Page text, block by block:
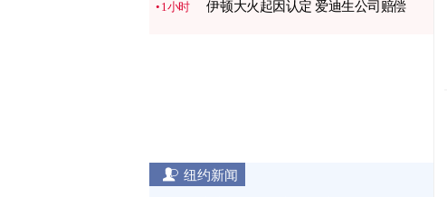
1小时
伊顿大火起因认定 爱迪生公司赔偿
纽约新闻